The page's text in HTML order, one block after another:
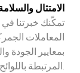
الامتثال
تمكّنك خبرتنا في
المعاملات
بمعايير الجودة
المرتبطة باللوائح الإقليمية بكل سلاسة.